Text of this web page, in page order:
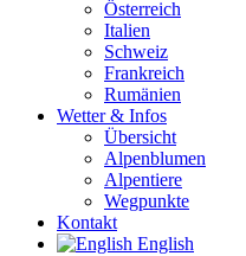
Österreich
Italien
Schweiz
Frankreich
Rumänien
Wetter & Infos
Übersicht
Alpenblumen
Alpentiere
Wegpunkte
Kontakt
English